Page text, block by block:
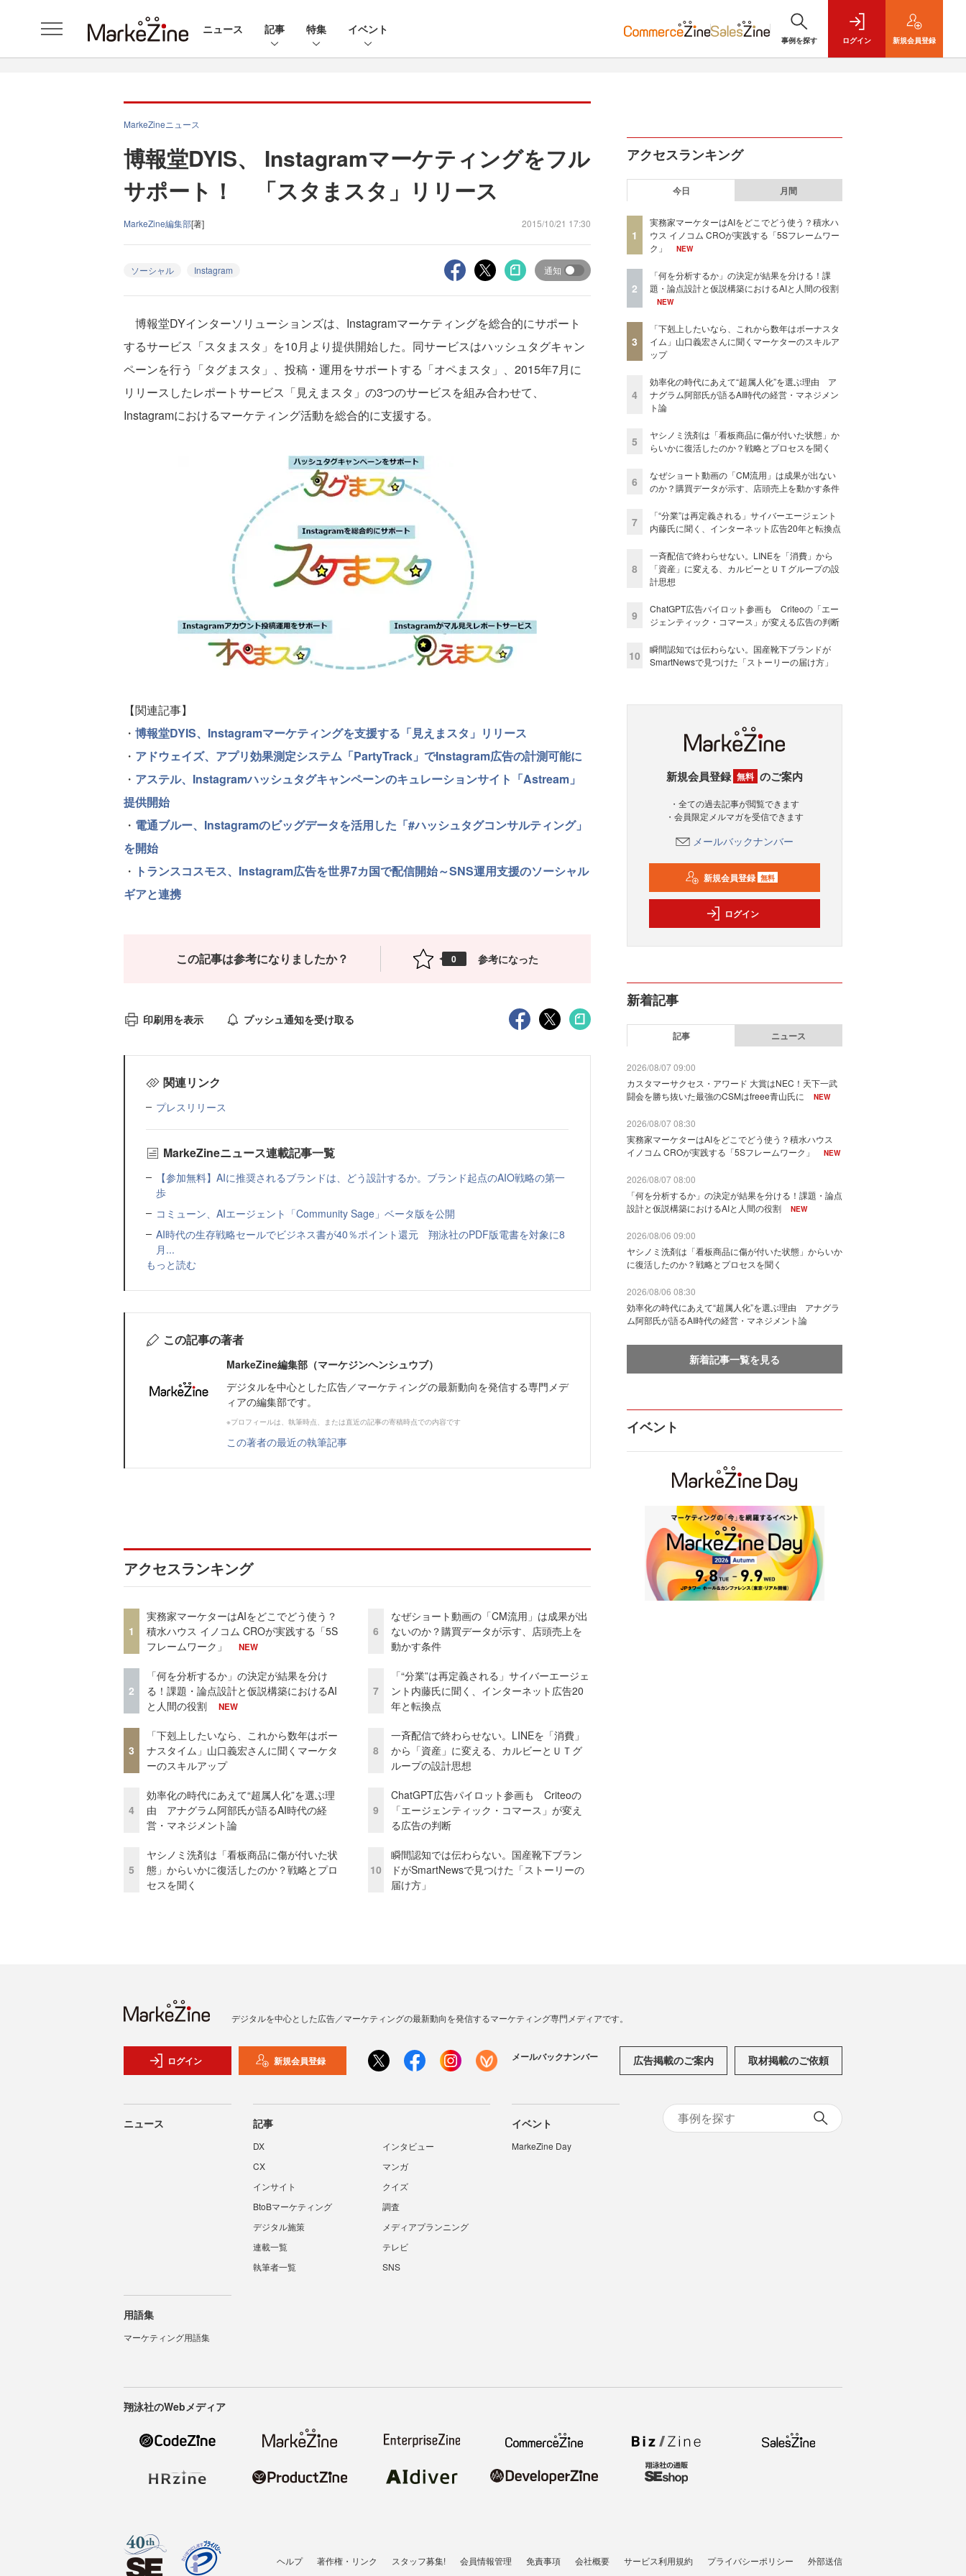
ニュース 記事 特集 イベント
事例を探す ログイン 新規会員登録
MarkeZineニュース
博報堂DYIS、 Instagramマーケティングをフル
サポート！ 「スタまスタ」リリース
MarkeZine編集部[著] 2015/10/21 17:30
ソーシャル Instagram 通知
博報堂DYインターソリューションズは、Instagramマーケティングを総合的にサポート
するサービス「スタまスタ」を10月より提供開始した。同サービスはハッシュタグキャン
ペーンを行う「タグまスタ」、投稿・運用をサポートする「オペまスタ」、2015年7月に
リリースしたレポートサービス「見えまスタ」の3つのサービスを組み合わせて、
Instagramにおけるマーケティング活動を総合的に支援する。
【関連記事】
・ 博報堂DYIS、Instagramマーケティングを支援する「見えまスタ」リリース
・ アドウェイズ、アプリ効果測定システム「PartyTrack」でInstagram広告の計測可能に
・ アステル、Instagramハッシュタグキャンペーンのキュレーションサイト「Astream」
提供開始
・ 電通ブルー、Instagramのビッグデータを活用した「#ハッシュタグコンサルティング」
を開始
・ トランスコスモス、Instagram広告を世界7カ国で配信開始～SNS運用支援のソーシャル
ギアと連携
この記事は参考になりましたか？ 0 参考になった
印刷用を表示 プッシュ通知を受け取る
関連リンク
プレスリリース
MarkeZineニュース連載記事一覧
【参加無料】AIに推奨されるブランドは、どう設計するか。ブランド起点のAIO戦略の第一
歩
コミューン、AIエージェント「Community Sage」ベータ版を公開
AI時代の生存戦略セールでビジネス書が40％ポイント還元 翔泳社のPDF版電書を対象に8
月...
もっと読む
この記事の著者
MarkeZine編集部（マーケジンヘンシュウブ）
デジタルを中心とした広告／マーケティングの最新動向を発信する専門メデ
ィアの編集部です。
※プロフィールは、執筆時点、または直近の記事の寄稿時点での内容です
この著者の最近の執筆記事
アクセスランキング
1
実務家マーケターはAIをどこでどう使う？
積水ハウス イノコム CROが実践する「5S
フレームワーク」
NEW
2
「何を分析するか」の決定が結果を分け
る！課題・論点設計と仮説構築におけるAI
と人間の役割
NEW
3
「下剋上したいなら、これから数年はボー
ナスタイム」山口義宏さんに聞くマーケタ
ーのスキルアップ
4
効率化の時代にあえて“超属人化”を選ぶ理
由 アナグラム阿部氏が語るAI時代の経
営・マネジメント論
5
ヤシノミ洗剤は「看板商品に傷が付いた状
態」からいかに復活したのか？戦略とプロ
セスを聞く
6
なぜショート動画の「CM流用」は成果が出
ないのか？購買データが示す、店頭売上を
動かす条件
7
「“分業”は再定義される」サイバーエージェ
ント内藤氏に聞く、インターネット広告20
年と転換点
8
一斉配信で終わらせない。LINEを「消費」
から「資産」に変える、カルビーとＵＴグ
ループの設計思想
9
ChatGPT広告パイロット参画も Criteoの
「エージェンティック・コマース」が変え
る広告の判断
10
瞬間認知では伝わらない。国産靴下ブラン
ドがSmartNewsで見つけた「ストーリーの
届け方」
アクセスランキング
今日 月間
1
実務家マーケターはAIをどこでどう使う？積水ハ
ウス イノコム CROが実践する「5Sフレームワー
ク」
NEW
2
「何を分析するか」の決定が結果を分ける！課
題・論点設計と仮説構築におけるAIと人間の役割
NEW
3
「下剋上したいなら、これから数年はボーナスタ
イム」山口義宏さんに聞くマーケターのスキルア
ップ
4
効率化の時代にあえて“超属人化”を選ぶ理由 ア
ナグラム阿部氏が語るAI時代の経営・マネジメン
ト論
5
ヤシノミ洗剤は「看板商品に傷が付いた状態」か
らいかに復活したのか？戦略とプロセスを聞く
6
なぜショート動画の「CM流用」は成果が出ない
のか？購買データが示す、店頭売上を動かす条件
7
「“分業”は再定義される」サイバーエージェント
内藤氏に聞く、インターネット広告20年と転換点
8
一斉配信で終わらせない。LINEを「消費」から
「資産」に変える、カルビーとＵＴグループの設
計思想
9
ChatGPT広告パイロット参画も Criteoの「エー
ジェンティック・コマース」が変える広告の判断
10
瞬間認知では伝わらない。国産靴下ブランドが
SmartNewsで見つけた「ストーリーの届け方」
新規会員登録 無料 のご案内
・全ての過去記事が閲覧できます
・会員限定メルマガを受信できます
メールバックナンバー
新規会員登録 無料
ログイン
新着記事
記事 ニュース
2026/08/07 09:00
カスタマーサクセス・アワード 大賞はNEC！天下一武
闘会を勝ち抜いた最強のCSMはfreee青山氏に
NEW
2026/08/07 08:30
実務家マーケターはAIをどこでどう使う？積水ハウス
イノコム CROが実践する「5Sフレームワーク」
NEW
2026/08/07 08:00
「何を分析するか」の決定が結果を分ける！課題・論点
設計と仮説構築におけるAIと人間の役割
NEW
2026/08/06 09:00
ヤシノミ洗剤は「看板商品に傷が付いた状態」からいか
に復活したのか？戦略とプロセスを聞く
2026/08/06 08:30
効率化の時代にあえて“超属人化”を選ぶ理由 アナグラ
ム阿部氏が語るAI時代の経営・マネジメント論
新着記事一覧を見る
イベント
デジタルを中心とした広告／マーケティングの最新動向を発信するマーケティング専門メディアです。
ログイン 新規会員登録 メールバックナンバー 広告掲載のご案内 取材掲載のご依頼
ニュース 記事
DX
インタビュー
CX
マンガ
インサイト
クイズ
BtoBマーケティング
調査
デジタル施策
メディアプランニング
連載一覧
テレビ
執筆者一覧
SNS
イベント
MarkeZine Day
用語集
マーケティング用語集
翔泳社のWebメディア
ヘルプ 著作権・リンク スタッフ募集! 会員情報管理 免責事項 会社概要 サービス利用規約 プライバシーポリシー 外部送信